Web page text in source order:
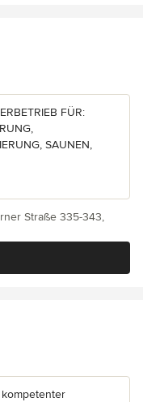
FÜR:
SAUNEN,
Straße 335-343,